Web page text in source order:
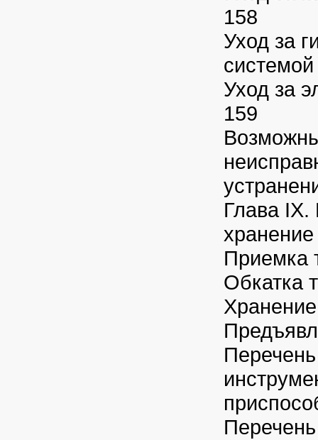
158
Уход за
Уход за
159
Глава IX.
хранение
Приемка
Обкатка